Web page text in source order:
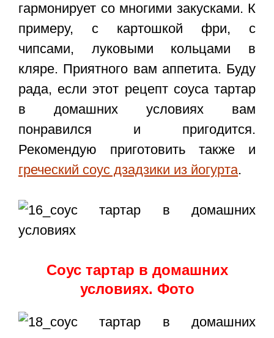
гармонирует со многими закусками. К
примеру, с картошкой фри, с
чипсами, луковыми кольцами в
кляре. Приятного вам аппетита. Буду
рада, если этот рецепт соуса тартар
в домашних условиях вам
понравился и пригодится.
Рекомендую приготовить также и
греческий соус дзадзики из йогурта.
Соус тартар в домашних
условиях. Фото